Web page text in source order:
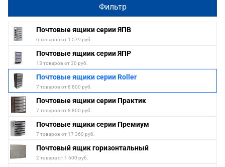
Фильтр
Почтовые ящики серии ЯПВ
6 товаров от 1 579 руб.
Почтовые ящиик серии ЯПР
13 товаров от 30 руб.
Почтовые ящики серии Roller
7 товаров от 8 800 руб.
Почтовые ящики серии Практик
7 товаров от 8 800 руб.
Почтовые ящики серии Премиум
7 товаров от 17 360 руб.
Почтовый ящик горизонтальный
2 товара от 1 600 руб.